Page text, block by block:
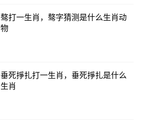
骜打一生肖，骜字猜测是什么生肖动
物
垂死掙扎打一生肖，垂死掙扎是什么
生肖